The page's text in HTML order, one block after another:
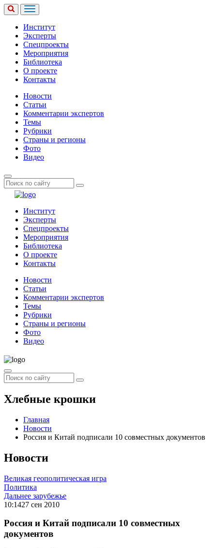
Институт
Эксперты
Спецпроекты
Мероприятия
Библиотека
О проекте
Контакты
Новости
Статьи
Комментарии экспертов
Темы
Рубрики
Страны и регионы
Фото
Видео
Институт
Эксперты
Спецпроекты
Мероприятия
Библиотека
О проекте
Контакты
Новости
Статьи
Комментарии экспертов
Темы
Рубрики
Страны и регионы
Фото
Видео
Хлебные крошки
Главная
Новости
Россия и Китай подписали 10 совместных документов
Новости
Великая геополитическая игра
Политика
Дальнее зарубежье
10:1427 сен 2010
Россия и Китай подписали 10 совместных
документов